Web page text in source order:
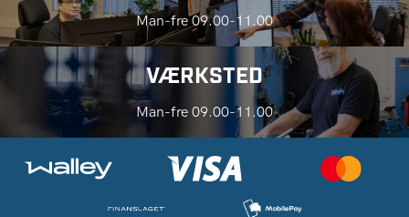
Man-fre 09.00-11.00
VÆRKSTED
Man-fre 09.00-11.00